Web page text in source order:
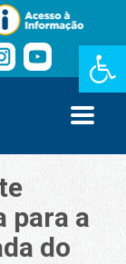
Barra de
para a
do